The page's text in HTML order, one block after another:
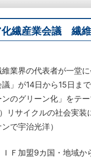
化繊産業会議 繊
業界の代表者が一堂
議」が14日から15日ま
ンのグリーン化」をテ
リサイクルの社会実
で宇治光洋）
Ｆ加盟9カ国・地域か